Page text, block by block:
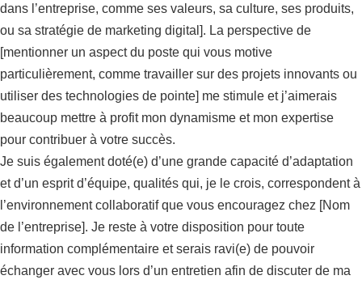
dans l’entreprise, comme ses valeurs, sa culture, ses produits,
ou sa stratégie de marketing digital]. La perspective de
[mentionner un aspect du poste qui vous motive
particulièrement, comme travailler sur des projets innovants ou
utiliser des technologies de pointe] me stimule et j’aimerais
beaucoup mettre à profit mon dynamisme et mon expertise
pour contribuer à votre succès.
Je suis également doté(e) d’une grande capacité d’adaptation
et d’un esprit d’équipe, qualités qui, je le crois, correspondent à
l’environnement collaboratif que vous encouragez chez [Nom
de l’entreprise]. Je reste à votre disposition pour toute
information complémentaire et serais ravi(e) de pouvoir
échanger avec vous lors d’un entretien afin de discuter de ma